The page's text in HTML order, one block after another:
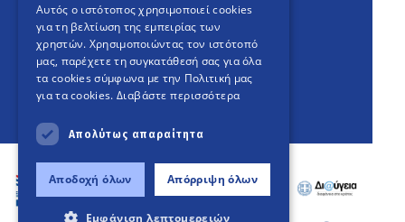
English Version
An project
Αυτός ο ιστότοπος χρησιμοποιεί cookies
για τη βελτίωση της εμπειρίας των
χρηστών. Χρησιμοποιώντας τον ιστότοπό
μας, παρέχετε τη συγκατάθεσή σας για όλα
τα cookies σύμφωνα με την Πολιτική μας
για τα cookies. Διαβάστε περισσότερα
Απολύτως απαραίτητα
Αποδοχή όλων Απόρριψη όλων
Εμφάνιση λεπτομερειών